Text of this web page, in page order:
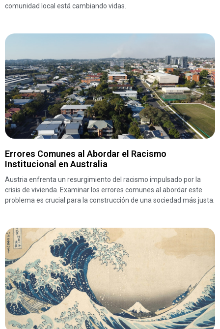
comunidad local está cambiando vidas.
Errores Comunes al Abordar el Racismo
Institucional en Australia
Austria enfrenta un resurgimiento del racismo impulsado por la
crisis de vivienda. Examinar los errores comunes al abordar este
problema es crucial para la construcción de una sociedad más justa.